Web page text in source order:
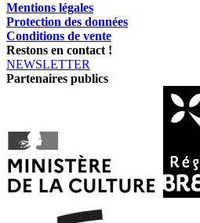
Mentions légales
Protection des données
Conditions de vente
Restons en contact !
NEWSLETTER
Partenaires publics